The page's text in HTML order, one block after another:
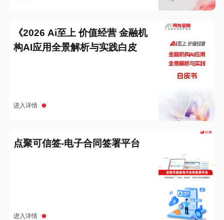
《2026 Ai至上 价值经营 金融机
构AI应用全景解析与实践白皮
进入详情
点聚可信签-电子合同签署平台
进入详情